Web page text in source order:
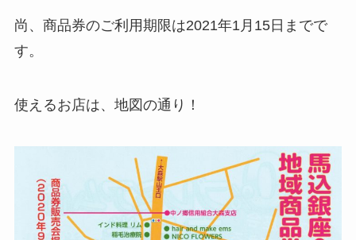
尚、商品券のご利用期限は2021年1月15日までで
す。
使えるお店は、地図の通り！